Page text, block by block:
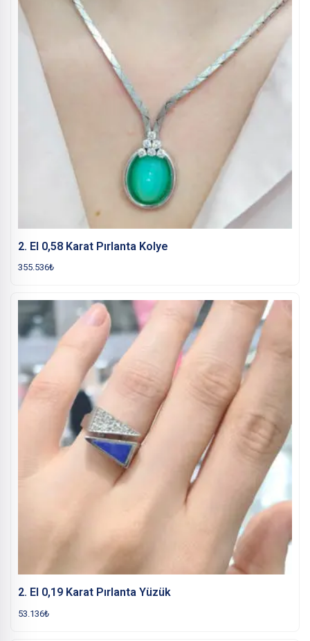
2. El 0,58 Karat Pırlanta Kolye
355.536₺
2. El 0,19 Karat Pırlanta Yüzük
53.136₺